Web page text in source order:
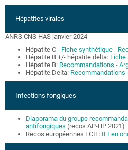
Hépatites virales
ANRS CNS HAS janvier 2024
Hépatite C - Fiche synthétique -
Hépatite B +/- hépatite delta: Fiche
Hépatite B: Recommandations -
Hépatite Delta: Recommandations
Infections fongiques
Diaporama du groupe
antifongiques (recos AP-HP 2021)
Recos européennes ECIL: IFI en